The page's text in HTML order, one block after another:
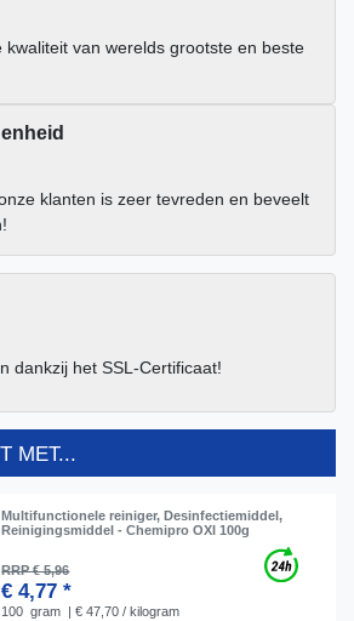
kwaliteit van werelds grootste en beste
klanten is zeer tevreden en beveelt
dankzij het SSL-Certificaat!
MET...
Multifunctionele reiniger, Desinfectiemiddel,
Reinigingsmiddel - Chemipro OXI 100g
RRP € 5,96
€ 4,77 *
100 gram | € 47,70 / kilogram